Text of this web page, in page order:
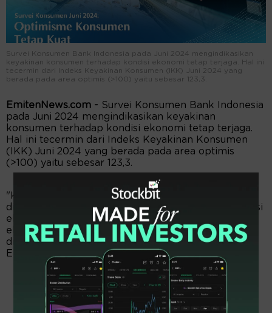
Survei Konsumen Bank Indonesia pada Juni 2024 mengindikasikan
keyakinan konsumen terhadap kondisi ekonomi tetap terjaga. Hal ini
tecermin dari Indeks Keyakinan Konsumen (IKK) Juni 2024 yang
berada pada area optimis (>100) yaitu sebesar 123,3.
EmitenNews.com - Survei Konsumen Bank Indonesia
pada Juni 2024 mengindikasikan keyakinan
konsumen terhadap kondisi ekonomi tetap terjaga.
Hal ini tecermin dari Indeks Keyakinan Konsumen
(IKK) Juni 2024 yang berada pada area optimis
(>100) yaitu sebesar 123,3.
"Kuatnya keyakinan konsumen pada Juni 2024
didorong oleh keyakinan konsumen terhadap kondisi
ekonomi saat ini dan ekspektasi terhadap kondisi
ekonomi ke depan yang tetap optimis," demikian
disampaikan Kepala Departemen Komunikasi BI,
Erwin Haryono, dalam keterangan resminya.